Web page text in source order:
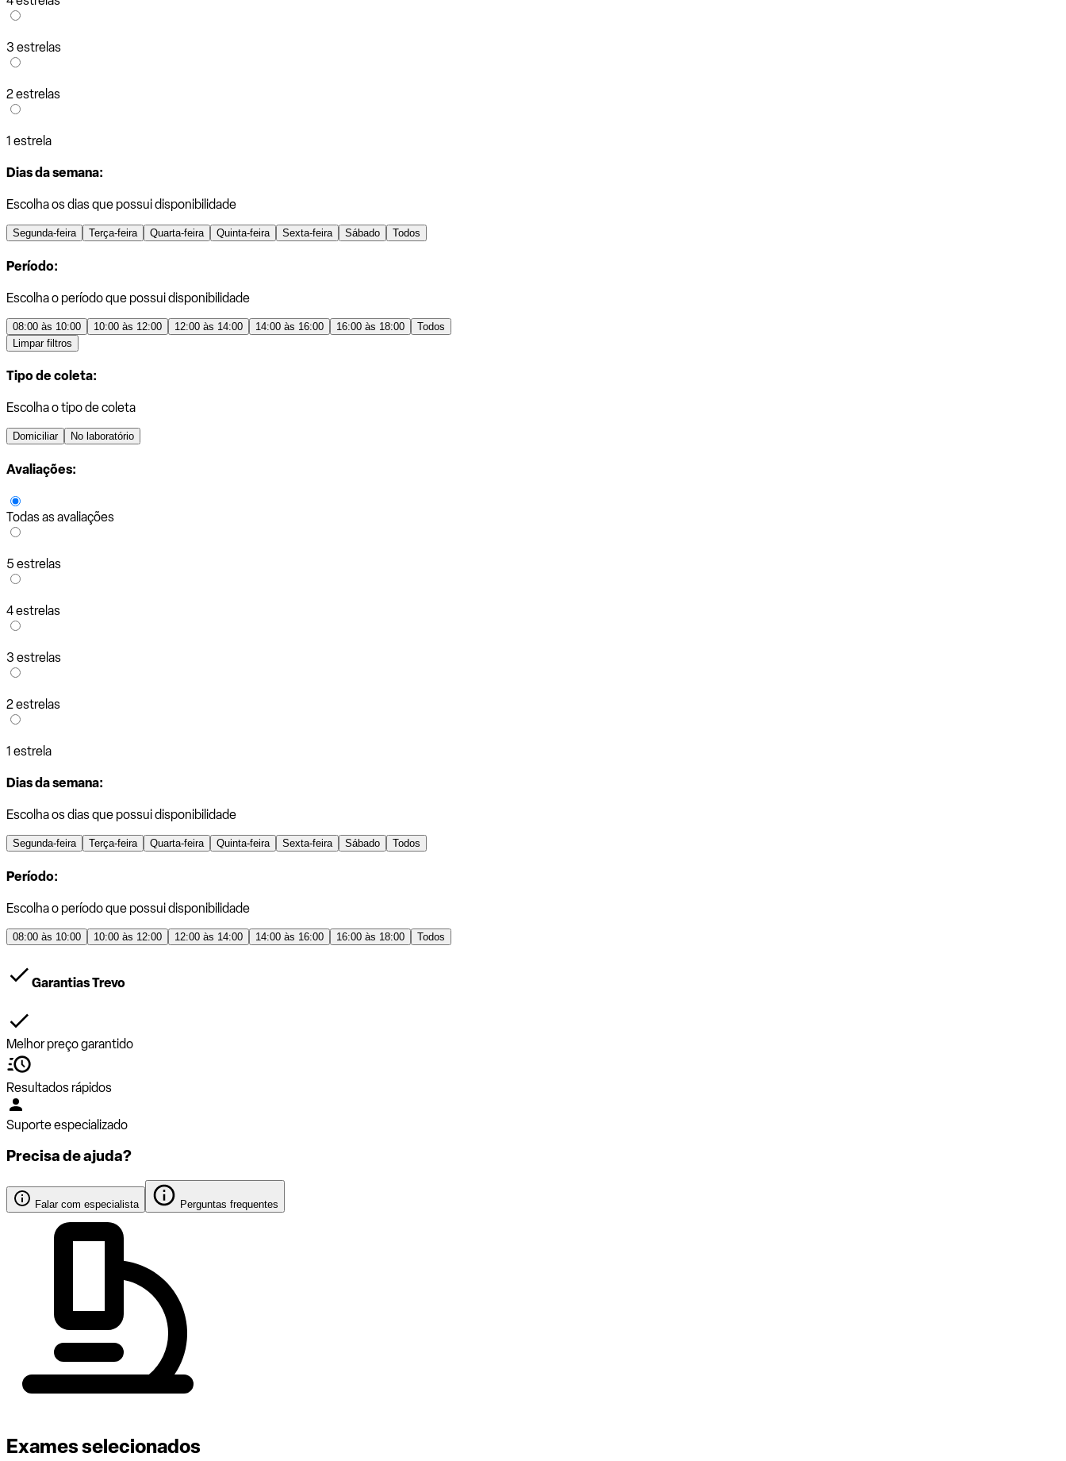
3 estrelas
2 estrelas
1 estrela
Dias da semana:
Escolha os dias que possui disponibilidade
Segunda-feira Terça-feira Quarta-feira Quinta-feira Sexta-feira Sábado Todos
Período:
Escolha o período que possui disponibilidade
08:00 às 10:00 10:00 às 12:00 12:00 às 14:00 14:00 às 16:00 16:00 às 18:00
Todos
Limpar filtros
Tipo de coleta:
Escolha o tipo de coleta
Domiciliar No laboratório
Avaliações:
Todas as avaliações
5 estrelas
4 estrelas
3 estrelas
2 estrelas
1 estrela
Dias da semana:
Escolha os dias que possui disponibilidade
Segunda-feira Terça-feira Quarta-feira Quinta-feira Sexta-feira Sábado Todos
Período:
Escolha o período que possui disponibilidade
08:00 às 10:00 10:00 às 12:00 12:00 às 14:00 14:00 às 16:00 16:00 às 18:00 Todos
Garantias Trevo
Melhor preço garantido
Resultados rápidos
Suporte especializado
Precisa de ajuda?
Falar com especialista Perguntas frequentes
Exames selecionados